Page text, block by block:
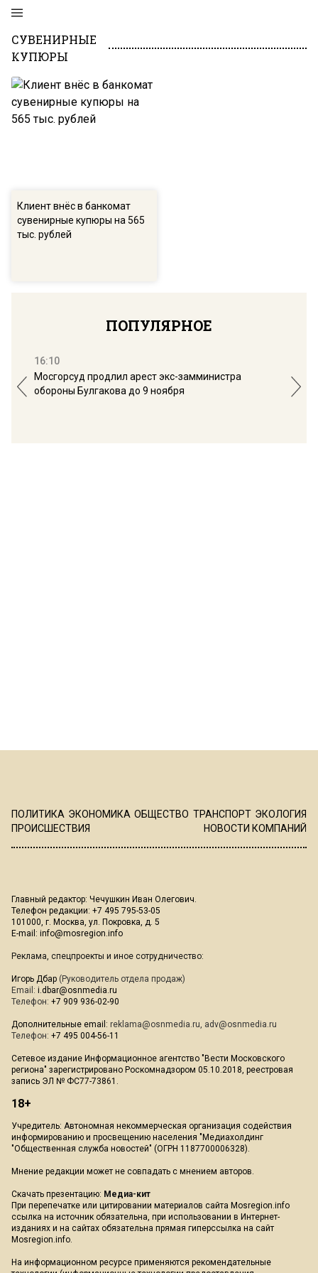
СУВЕНИРНЫЕ
КУПЮРЫ
Клиент внёс в банкомат
сувенирные купюры на 565
тыс. рублей
ПОПУЛЯРНОЕ
16:10
Мосгорсуд продлил арест экс-замминистра
обороны Булгакова до 9 ноября
ПОЛИТИКА ЭКОНОМИКА ОБЩЕСТВО ТРАНСПОРТ ЭКОЛОГИЯ
ПРОИСШЕСТВИЯ
НОВОСТИ КОМПАНИЙ
Главный редактор: Чечушкин Иван Олегович.
Телефон редакции: +7 495 795-53-05
101000, г. Москва, ул. Покровка, д. 5
E-mail: info@mosregion.info
Реклама, спецпроекты и иное сотрудничество:
Игорь Дбар (Руководитель отдела продаж)
Email: i.dbar@osnmedia.ru
Телефон: +7 909 936-02-90
Дополнительные email: reklama@osnmedia.ru, adv@osnmedia.ru
Телефон: +7 495 004-56-11
Сетевое издание Информационное агентство "Вести Московского
региона" зарегистрировано Роскомнадзором 05.10.2018, реестровая
запись ЭЛ № ФС77-73861.
18+
Учредитель: Автономная некоммерческая организация содействия
информированию и просвещению населения "Медиахолдинг
"Общественная служба новостей" (ОГРН 1187700006328).
Мнение редакции может не совпадать с мнением авторов.
Скачать презентацию: Медиа-кит
При перепечатке или цитировании материалов сайта Mosregion.info
ссылка на источник обязательна, при использовании в Интернет-
изданиях и на сайтах обязательна прямая гиперссылка на сайт
Mosregion.info.
На информационном ресурсе применяются рекомендательные